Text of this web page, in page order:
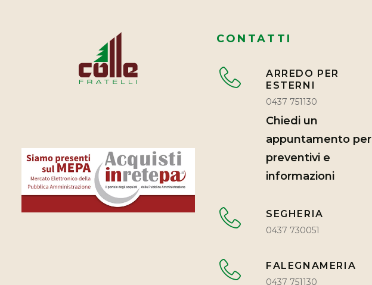
CONTATTI
ARREDO PER
ESTERNI
0437 751130
Chiedi un
appuntamento per
preventivi e
informazioni
SEGHERIA
0437 730051
FALEGNAMERIA
0437 751130